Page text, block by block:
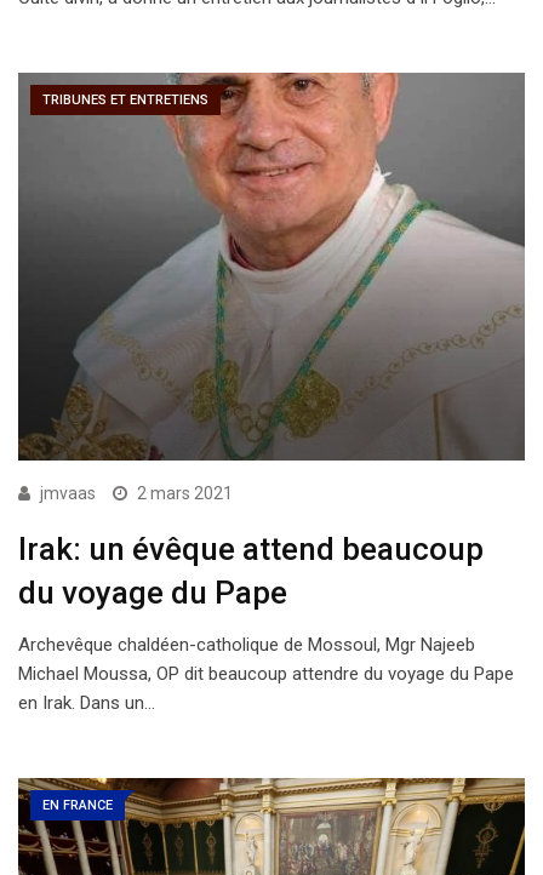
TRIBUNES ET ENTRETIENS
jmvaas 2 mars 2021
Irak: un évêque attend beaucoup
du voyage du Pape
Archevêque chaldéen-catholique de Mossoul, Mgr Najeeb
Michael Moussa, OP dit beaucoup attendre du voyage du Pape
en Irak. Dans un…
EN FRANCE